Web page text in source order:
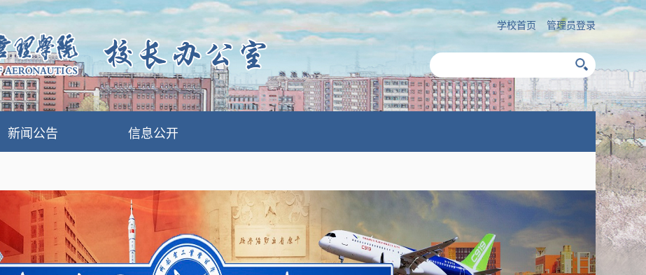
管理员登录
学校首页
新闻公告 信息公开